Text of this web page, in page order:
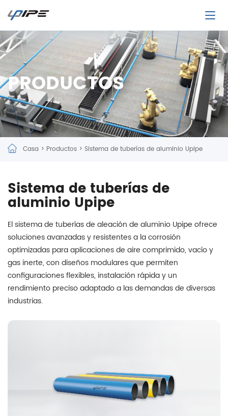
PRODUCTOS
Casa > Productos > Sistema de tuberías de aluminio Upipe
Sistema de tuberías de
aluminio Upipe
El sistema de tuberías de aleación de aluminio Upipe ofrece
soluciones avanzadas y resistentes a la corrosión
optimizadas para aplicaciones de aire comprimido, vacío y
gas inerte, con diseños modulares que permiten
configuraciones flexibles, instalación rápida y un
rendimiento preciso adaptado a las demandas de diversas
industrias.